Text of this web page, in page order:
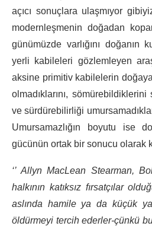
açıcı sonuçlara ulaşmıyor
modernleşmenin doğadan
günümüzde varlığını doğanın
yerli kabileleri gözlemleyen
aksine primitiv kabilelerin doğaya
olmadıklarını, sömürebildiklerini
ve sürdürebilirliği
Umursamazlığın boyutu ise
gücünün ortak bir sonucu olarak
‘’ Allyn MacLean Stearman,
halkının katıksız fırsatçılar
aslında hamile ya da küçük
öldürmeyi tercih ederler-çünkü